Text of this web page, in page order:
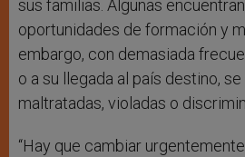
sus familias. Algunas
oportunidades de formación y
embargo, con demasiada
o a su llegada al país destino,
maltratadas, violadas o
“Hay que cambiar